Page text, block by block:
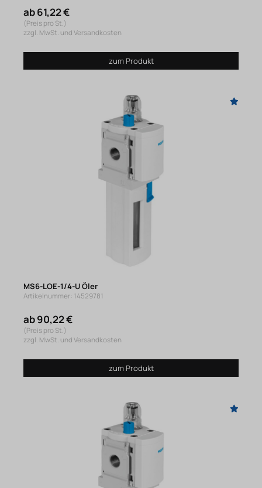
ab 61,22 €
(Preis pro St.)
zzgl. MwSt. und Versandkosten
zum Produkt
MS6-LOE-1/4-U Öler
Artikelnummer: 14529781
ab 90,22 €
(Preis pro St.)
zzgl. MwSt. und Versandkosten
zum Produkt